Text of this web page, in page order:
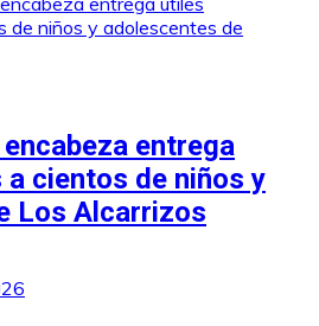
entrega
cientos de niños y
Los Alcarrizos